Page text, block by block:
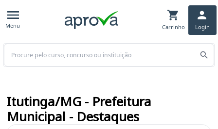
Menu Carrinho Login
Buscar
Itutinga/MG - Prefeitura
Municipal - Destaques